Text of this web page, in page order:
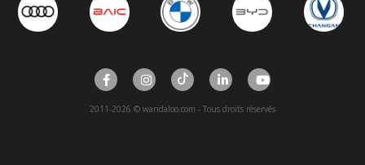
2011-2026 © wandaloo.com - Tous droits réservés